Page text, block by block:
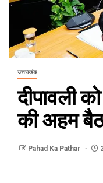
उत्तराखंड
दीपावली
की अहम
Pahad Ka Pathar